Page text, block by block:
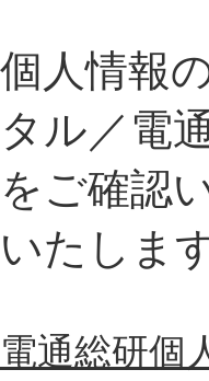
個人情報
タル／電
をご確認
いたします
電通総研個